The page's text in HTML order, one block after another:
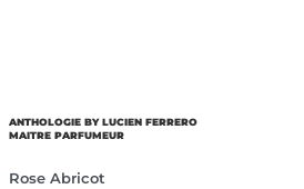
ANTHOLOGIE BY LUCIEN FERRERO
MAITRE PARFUMEUR
Rose Abricot